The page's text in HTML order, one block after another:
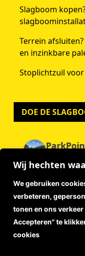
Wij hechten
We gebruiken
verbeteren,
tonen en ons
Accepteren" te
cookies
Slagboom
Terrein
en inzinkbare
Stoplichtzuil
DOE DE